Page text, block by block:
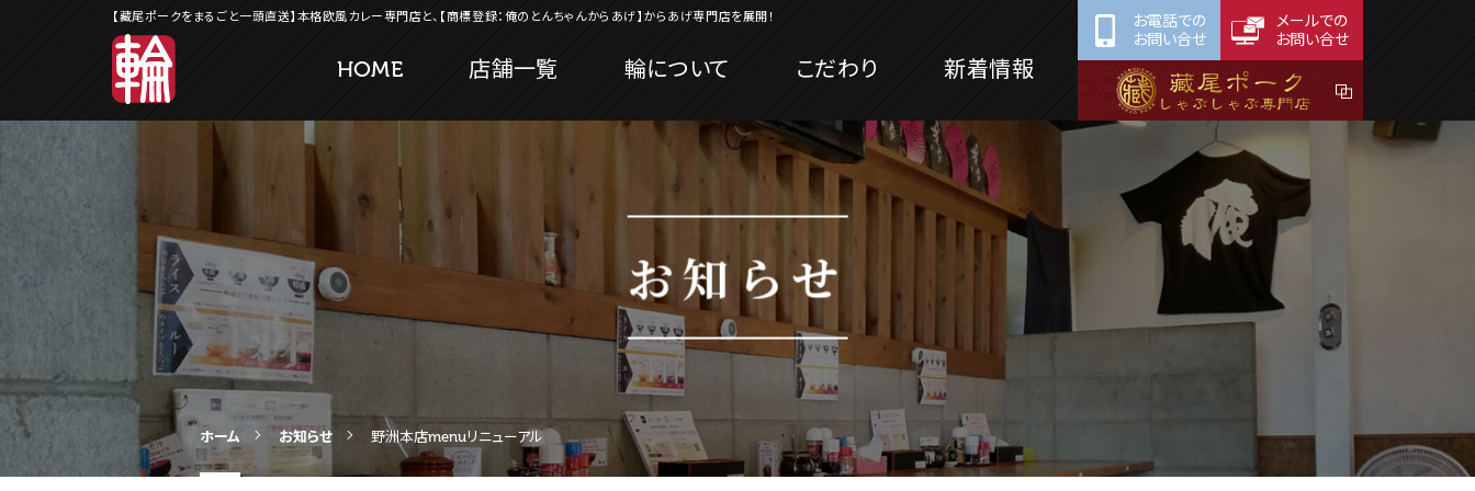
【藏尾ポークをまるごと一頭直送】本格欧風カレー専門店と、【商標登録：俺のとんちゃんからあげ】からあげ専門店を展開！
HOME 店舗一覧 輪について こだわり 新着情報
お電話での
お問い合せ
メールでの
お問い合せ
お知らせ
ホーム お知らせ 野洲本店menuリニューアル